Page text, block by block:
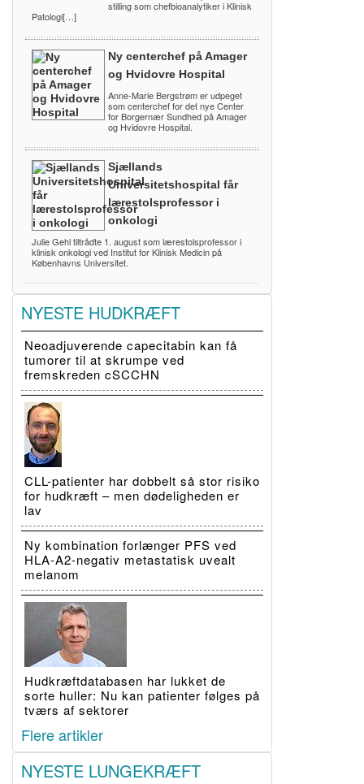
stilling som chefbioanalytiker i Klinisk
Patologi[…]
Ny centerchef på Amager
og Hvidovre Hospital
Anne-Marie Bergstrøm er udpeget
som centerchef for det nye Center
for Borgernær Sundhed på Amager
og Hvidovre Hospital.
Sjællands
Universitetshospital får
lærestolsprofessor i
onkologi
Julie Gehl tiltrådte 1. august som lærestolsprofessor i
klinisk onkologi ved Institut for Klinisk Medicin på
Københavns Universitet.
NYESTE HUDKRÆFT
Neoadjuverende capecitabin kan få
tumorer til at skrumpe ved
fremskreden cSCCHN
CLL-patienter har dobbelt så stor risiko
for hudkræft – men dødeligheden er
lav
Ny kombination forlænger PFS ved
HLA-A2-negativ metastatisk uvealt
melanom
Hudkræftdatabasen har lukket de
sorte huller: Nu kan patienter følges på
tværs af sektorer
Flere artikler
NYESTE LUNGEKRÆFT